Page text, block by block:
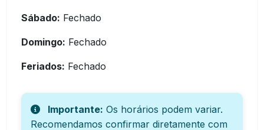
Sábado: Fechado
Domingo: Fechado
Feriados: Fechado
Importante: Os horários podem variar.
Recomendamos confirmar diretamente com